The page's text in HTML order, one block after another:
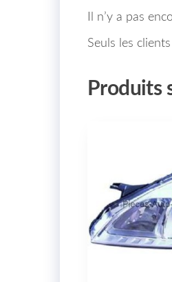
Il n’y a pas
Seuls les
Produits